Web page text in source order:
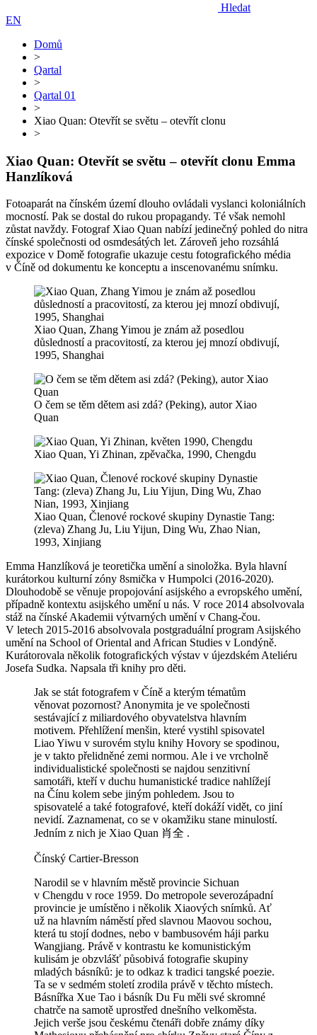
Hledat
EN
Domů
>
Qartal
>
Qartal 01
>
Xiao Quan: Otevřít se světu – otevřít clonu
>
Xiao Quan: Otevřít se světu – otevřít clonu Emma
Hanzlíková
Fotoaparát na čínském území dlouho ovládali vyslanci koloniálních
mocností. Pak se dostal do rukou propagandy. Té však nemohl
zůstat navždy. Fotograf Xiao Quan nabízí jedinečný pohled do nitra
čínské společnosti od osmdesátých let. Zároveň jeho rozsáhlá
expozice v Domě fotografie ukazuje cestu fotografického média
v Číně od dokumentu ke konceptu a inscenovanému snímku.
Xiao Quan, Zhang Yimou je znám až posedlou
důsledností a pracovitostí, za kterou jej mnozí obdivují,
1995, Shanghai
O čem se těm dětem asi zdá? (Peking), autor Xiao
Quan
Xiao Quan, Yi Zhinan, zpěvačka, 1990, Chengdu
Xiao Quan, Členové rockové skupiny Dynastie Tang:
(zleva) Zhang Ju, Liu Yijun, Ding Wu, Zhao Nian,
1993, Xinjiang
Emma Hanzlíková je teoretička umění a sinoložka. Byla hlavní
kurátorkou kulturní zóny 8smička v Humpolci (2016-2020).
Dlouhodobě se věnuje propojování asijského a evropského umění,
případně kontextu asijského umění u nás. V roce 2014 absolvovala
stáž na čínské Akademii výtvarných umění v Chang-čou.
V letech 2015-2016 absolvovala postgraduální program Asijského
umění na School of Oriental and African Studies v Londýně.
Kurátorovala několik fotografických výstav v újezdském Ateliéru
Josefa Sudka. Napsala tři knihy pro děti.
Jak se stát fotografem v Číně a kterým tématům
věnovat pozornost? Anonymita je ve společnosti
sestávající z miliardového obyvatelstva hlavním
motivem. Přehlížení menšin, které vystihl spisovatel
Liao Yiwu v surovém stylu knihy Hovory se spodinou,
je v takto přelidněné zemi normou. Ale i ve vrcholně
individualistické společnosti se najdou senzitivní
samotáři, kteří v duchu humanistické tradice nahlížejí
na Čínu kolem sebe jiným pohledem. Jsou to
spisovatelé a také fotografové, kteří dokáží vidět, co jiní
nevidí. Zaznamenat, co se v okamžiku stane minulostí.
Jedním z nich je Xiao Quan 肖全 .
Čínský Cartier-Bresson
Narodil se v hlavním městě provincie Sichuan
v Chengdu v roce 1959. Do metropole severozápadní
provincie je umístěno i několik Xiaových snímků. Ať
už na hlavním náměstí před slavnou Maovou sochou,
která tu stojí dodnes, nebo v bambusovém háji parku
Wangjiang. Právě v kontrastu ke komunistickým
kulisám je obzvlášť působivá fotografie skupiny
mladých básníků: je to odkaz k tradici tangské poezie.
Ta se v sedmém století zrodila právě v těchto místech.
Básnířka Xue Tao i básník Du Fu měli své skromné
chatrče na samotě uprostřed dnešního velkoměsta.
Jejich verše jsou českému čtenáři dobře známy díky